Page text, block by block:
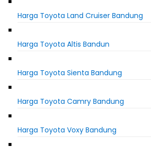
Harga Toyota Land Cruiser Bandung
Harga Toyota Altis Bandun
Harga Toyota Sienta Bandung
Harga Toyota Camry Bandung
Harga Toyota Voxy Bandung